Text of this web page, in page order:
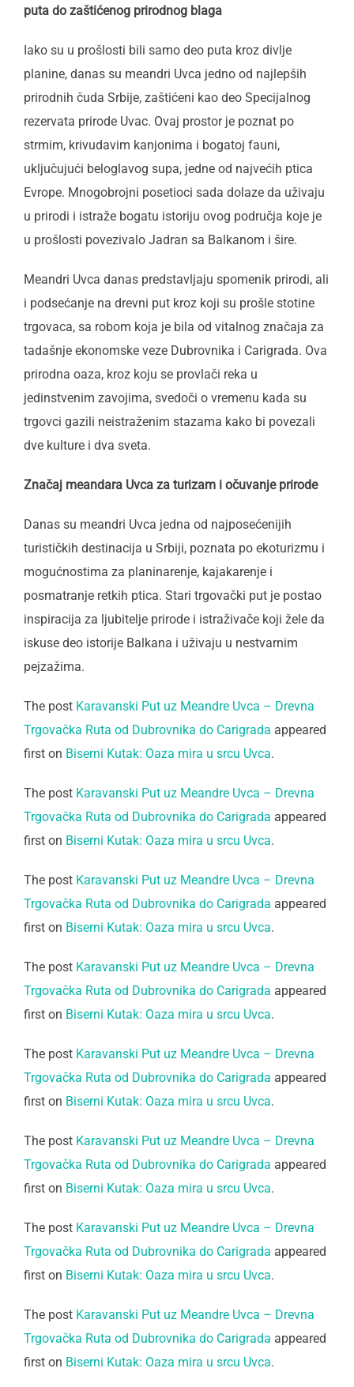
puta do zaštićenog prirodnog blaga
Iako su u prošlosti bili samo deo puta kroz divlje
planine, danas su meandri Uvca jedno od najlepših
prirodnih čuda Srbije, zaštićeni kao deo Specijalnog
rezervata prirode Uvac. Ovaj prostor je poznat po
strmim, krivudavim kanjonima i bogatoj fauni,
uključujući beloglavog supa, jedne od najvećih ptica
Evrope. Mnogobrojni posetioci sada dolaze da uživaju
u prirodi i istraže bogatu istoriju ovog područja koje je
u prošlosti povezivalo Jadran sa Balkanom i šire.
Meandri Uvca danas predstavljaju spomenik prirodi, ali
i podsećanje na drevni put kroz koji su prošle stotine
trgovaca, sa robom koja je bila od vitalnog značaja za
tadašnje ekonomske veze Dubrovnika i Carigrada. Ova
prirodna oaza, kroz koju se provlači reka u
jedinstvenim zavojima, svedoči o vremenu kada su
trgovci gazili neistraženim stazama kako bi povezali
dve kulture i dva sveta.
Značaj meandara Uvca za turizam i očuvanje prirode
Danas su meandri Uvca jedna od najposećenijih
turističkih destinacija u Srbiji, poznata po ekoturizmu i
mogućnostima za planinarenje, kajakarenje i
posmatranje retkih ptica. Stari trgovački put je postao
inspiracija za ljubitelje prirode i istraživače koji žele da
iskuse deo istorije Balkana i uživaju u nestvarnim
pejzažima.
The post Karavanski Put uz Meandre Uvca – Drevna
Trgovačka Ruta od Dubrovnika do Carigrada appeared
first on Biserni Kutak: Oaza mira u srcu Uvca.
The post Karavanski Put uz Meandre Uvca – Drevna
Trgovačka Ruta od Dubrovnika do Carigrada appeared
first on Biserni Kutak: Oaza mira u srcu Uvca.
The post Karavanski Put uz Meandre Uvca – Drevna
Trgovačka Ruta od Dubrovnika do Carigrada appeared
first on Biserni Kutak: Oaza mira u srcu Uvca.
The post Karavanski Put uz Meandre Uvca – Drevna
Trgovačka Ruta od Dubrovnika do Carigrada appeared
first on Biserni Kutak: Oaza mira u srcu Uvca.
The post Karavanski Put uz Meandre Uvca – Drevna
Trgovačka Ruta od Dubrovnika do Carigrada appeared
first on Biserni Kutak: Oaza mira u srcu Uvca.
The post Karavanski Put uz Meandre Uvca – Drevna
Trgovačka Ruta od Dubrovnika do Carigrada appeared
first on Biserni Kutak: Oaza mira u srcu Uvca.
The post Karavanski Put uz Meandre Uvca – Drevna
Trgovačka Ruta od Dubrovnika do Carigrada appeared
first on Biserni Kutak: Oaza mira u srcu Uvca.
The post Karavanski Put uz Meandre Uvca – Drevna
Trgovačka Ruta od Dubrovnika do Carigrada appeared
first on Biserni Kutak: Oaza mira u srcu Uvca.